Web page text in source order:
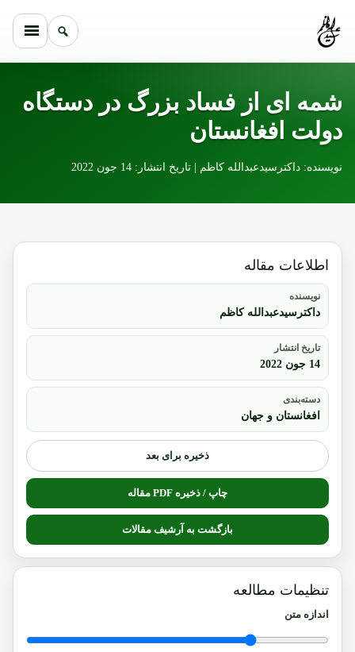
شمه ای از فساد بزرگ در دستگاه
دولت افغانستان
نویسنده: داکترسیدعبدالله کاظم | تاریخ انتشار: 14 جون 2022
اطلاعات مقاله
نویسنده
داکترسیدعبدالله کاظم
تاریخ انتشار
14 جون 2022
دسته‌بندی
افغانستان و جهان
ذخیره برای بعد
چاپ / ذخیره PDF مقاله
بازگشت به آرشیف مقالات
تنظیمات مطالعه
اندازه متن